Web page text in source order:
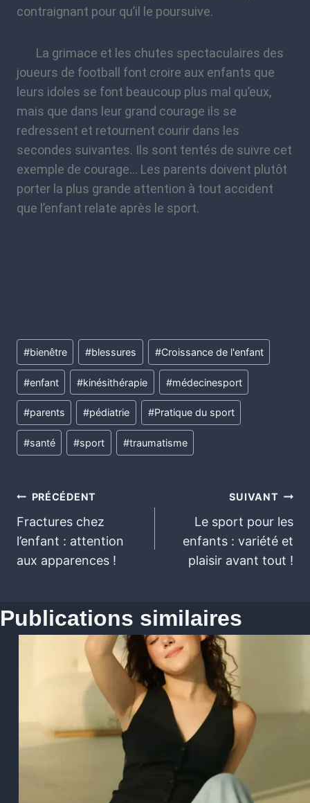
contraignant pour qu’il le poursuive.
La grimace et les chutes spectaculaires des
joueurs de football font croire aux enfants que
leurs idoles se font beaucoup plus mal qu’eux,
mais que dans leur grand courage ils se
redressent et retournent courir dans les
secondes suivantes. Ils sont tentés de suivre cet
exemple de courage… Les parents doivent plutôt
porter la plus grande attention à tout accident
que l’enfant relate après le sport.
#bienêtre #blessures #Croissance de l'enfant
#enfant #kinésithérapie #médecinesport
#parents #pédiatrie #Pratique du sport
#santé #sport #traumatisme
PRÉCÉDENT
Fractures chez
l’enfant : attention
aux apparences !
SUIVANT
Le sport pour les
enfants : variété et
plaisir avant tout !
Publications similaires